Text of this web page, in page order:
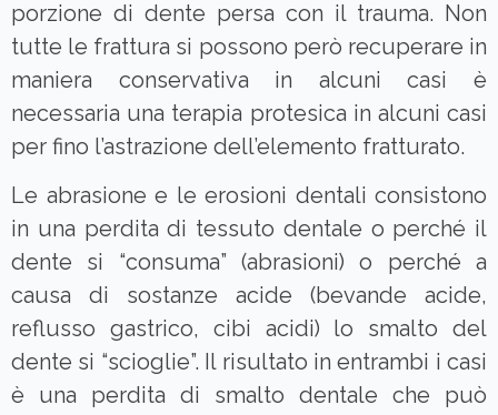
porzione di dente persa con il trauma. Non
tutte le frattura si possono però recuperare in
maniera conservativa in alcuni casi è
necessaria una terapia protesica in alcuni casi
per fino l’astrazione dell’elemento fratturato.
Le abrasione e le erosioni dentali consistono
in una perdita di tessuto dentale o perché il
dente si “consuma” (abrasioni) o perché a
causa di sostanze acide (bevande acide,
reflusso gastrico, cibi acidi) lo smalto del
dente si “scioglie”. Il risultato in entrambi i casi
è una perdita di smalto dentale che può